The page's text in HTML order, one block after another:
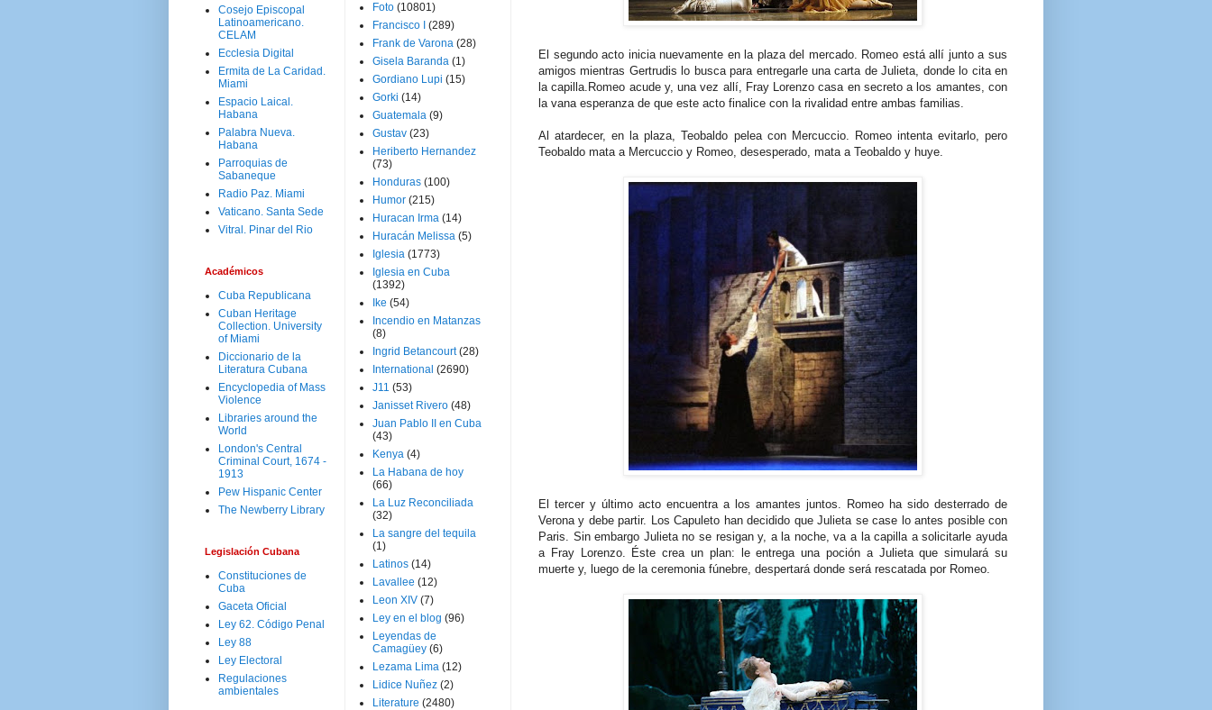
El segundo acto inicia nuevamente en la plaza del mercado. Romeo está allí junto a sus
amigos mientras Gertrudis lo busca para entregarle una carta de Julieta, donde lo cita en
la capilla.Romeo acude y, una vez allí, Fray Lorenzo casa en secreto a los amantes, con
la vana esperanza de que este acto finalice con la rivalidad entre ambas familias.
Al atardecer, en la plaza, Teobaldo pelea con Mercuccio. Romeo intenta evitarlo, pero
Teobaldo mata a Mercuccio y Romeo, desesperado, mata a Teobaldo y huye.
El tercer y último acto encuentra a los amantes juntos. Romeo ha sido desterrado de
Verona y debe partir. Los Capuleto han decidido que Julieta se case lo antes posible con
Paris. Sin embargo Julieta no se resigan y, a la noche, va a la capilla a solicitarle ayuda
a Fray Lorenzo. Éste crea un plan: le entrega una poción a Julieta que simulará su
muerte y, luego de la ceremonia fúnebre, despertará donde será rescatada por Romeo.
Cosejo Episcopal
Latinoamericano.
CELAM
Ecclesia Digital
Ermita de La Caridad.
Miami
Espacio Laical.
Habana
Palabra Nueva.
Habana
Parroquias de
Sabaneque
Radio Paz. Miami
Vaticano. Santa Sede
Vitral. Pinar del Rio
Académicos
Cuba Republicana
Cuban Heritage
Collection. University
of Miami
Diccionario de la
Literatura Cubana
Encyclopedia of Mass
Violence
Libraries around the
World
London's Central
Criminal Court, 1674 -
1913
Pew Hispanic Center
The Newberry Library
Legislación Cubana
Constituciones de
Cuba
Gaceta Oficial
Ley 62. Código Penal
Ley 88
Ley Electoral
Regulaciones
ambientales
Foto (10801)
Francisco I
(289)
Frank de Varona (28)
Gisela Baranda (1)
Gordiano Lupi (15)
Gorki (14)
Guatemala (9)
Gustav (23)
Heriberto Hernandez
(73)
Honduras (100)
Humor (215)
Huracan Irma (14)
Huracán Melissa (5)
Iglesia (1773)
Iglesia en Cuba
(1392)
Ike (54)
Incendio en Matanzas
(8)
Ingrid Betancourt (28)
International (2690)
J11 (53)
Janisset Rivero (48)
Juan Pablo II en Cuba
(43)
Kenya (4)
La Habana de hoy
(66)
La Luz Reconciliada
(32)
La sangre del tequila
(1)
Latinos (14)
Lavallee (12)
Leon XIV (7)
Ley en el blog (96)
Leyendas de
Camagüey (6)
Lezama Lima (12)
Lidice Nuñez (2)
Literature (2480)